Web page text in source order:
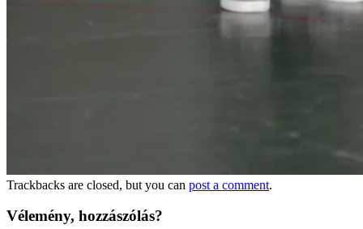
Trackbacks are closed, but you can post a comment.
Vélemény, hozzászólás?